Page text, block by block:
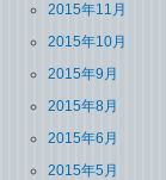
2015年11月
2015年10月
2015年9月
2015年8月
2015年6月
2015年5月